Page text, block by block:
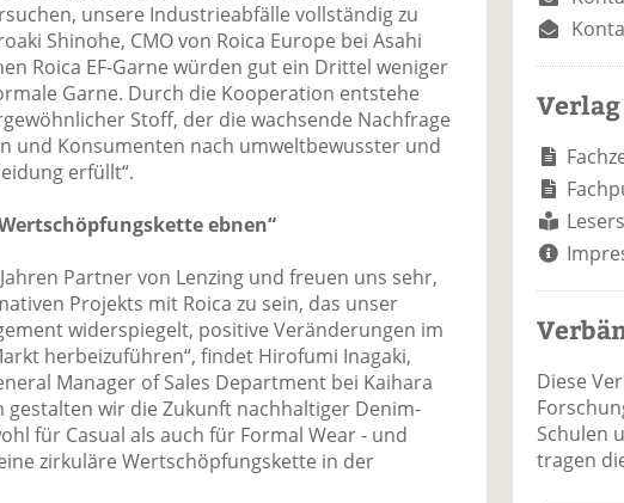
unsere Industrieabfälle vollständig zu
Shinohe, CMO von Roica Europe bei Asahi
Roica EF-Garne würden gut ein Drittel weniger
Garne. Durch die Kooperation entstehe
Stoff, der die wachsende Nachfrage
und Konsumenten nach umweltbewusster und
erfüllt“.
ebnen“
Partner von Lenzing und freuen uns sehr,
Projekts mit Roica zu sein, das unser
widerspiegelt, positive Veränderungen im
herbeizuführen“, findet Hirofumi Inagaki,
Manager of Sales Department bei Kaihara
gestalten wir die Zukunft nachhaltiger Denim-
für Casual als auch für Formal Wear - und
zirkuläre Wertschöpfungskette in der
Verlag
Diese
Schulen
tragen